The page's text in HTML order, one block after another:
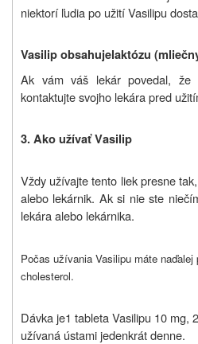
niektorí ľudia po užití Vasilipu
Vasilip obsahujelaktózu
Ak vám váš lekár povedal, že
kontaktujte svojho lekára pred
3.Ako užívaťVasilip
Vždy užívajte tento liek presne
alebo lekárnik. Ak si nie ste
lekára alebo lekárnika.
Počas užívania Vasilipu máte
cholesterol.
Dávka je1 tableta Vasilipu 10 mg,
užívaná ústami jedenkrát denne.